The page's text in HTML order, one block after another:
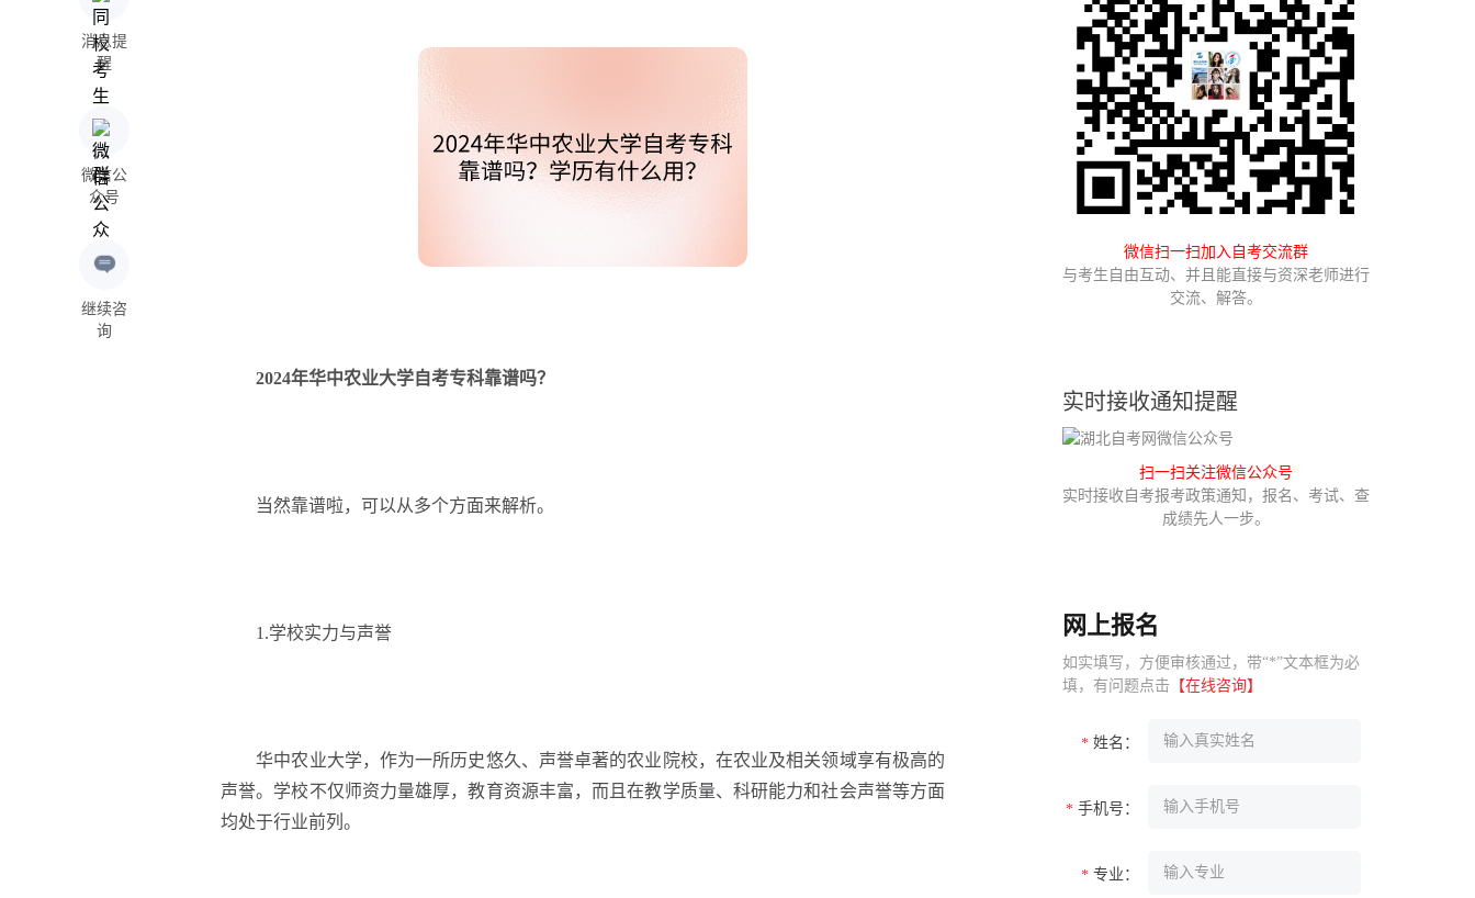
消息提
醒
微信公
众号
继续咨
询
2024年华中农业大学自考专科靠谱吗？
当然靠谱啦，可以从多个方面来解析。
1.学校实力与声誉
华中农业大学，作为一所历史悠久、声誉卓著的农业院校，在农业及相关领域享有极高的
声誉。学校不仅师资力量雄厚，教育资源丰富，而且在教学质量、科研能力和社会声誉等方面
均处于行业前列。
微信扫一扫加入自考交流群
与考生自由互动、并且能直接与资深老师进行
交流、解答。
实时接收通知提醒
扫一扫关注微信公众号
实时接收自考报考政策通知，报名、考试、查
成绩先人一步。
网上报名
如实填写，方便审核通过，带“*”文本框为必
填，有问题点击 【在线咨询】
* 姓名：
* 手机号：
* 专业：